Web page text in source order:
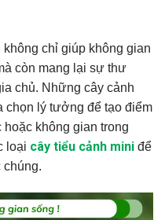
chỉ giúp không gian
còn mang lại sự thư
chủ. Những cây cảnh
chọn lý tưởng để tạo điểm
không gian trong
loại cây tiểu cảnh mini để
chúng.